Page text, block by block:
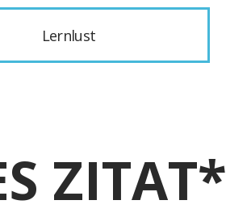
Lernlust
ZITAT*